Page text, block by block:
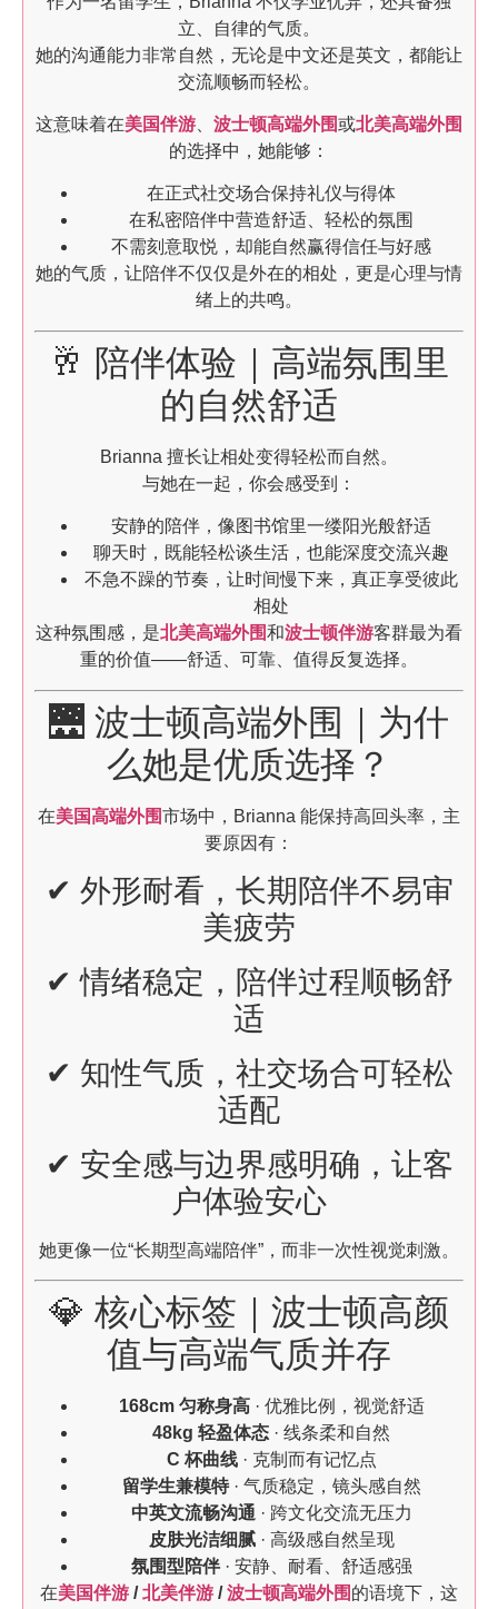
立、自律的气质。
她的沟通能力非常自然，无论是中文还是英文，都能让
交流顺畅而轻松。
这意味着在美国伴游 波士顿高端外围或北美高端外围
的选择中，她能够：
在正式社交场合保持礼仪与得体
在私密陪伴中营造舒适、轻松的氛围
不需刻意取悦，却能自然赢得信任与好感
她的气质，让陪伴不仅仅是外在的相处，更是心理与情
绪上的共鸣。
🥂 陪伴体验｜高端氛围里
的自然舒适
Brianna 擅长让相处变得轻松而自然。
与她在一起，你会感受到：
安静的陪伴，像图书馆里一缕阳光般舒适
聊天时，既能轻松谈生活，也能深度交流兴趣
不急不躁的节奏，让时间慢下来，真正享受彼此
相处
这种氛围感，是北美高端外围和波士顿伴游客群最为看
重的价值——舒适、可靠、值得反复选择。
🌉 波士顿高端外围｜为什
么她是优质选择？
在美国高端外围市场中，Brianna 能保持高回头率，主
要原因有：
✔ 外形耐看，长期陪伴不易审
美疲劳
✔ 情绪稳定，陪伴过程顺畅舒
适
✔ 知性气质，社交场合可轻松
适配
✔ 安全感与边界感明确，让客
户体验安心
她更像一位“长期型高端陪伴”，而非一次性视觉刺激。
💎 核心标签｜波士顿高颜
值与高端气质并存
168cm 匀称身高· 优雅比例，视觉舒适
48kg 轻盈体态 · 线条柔和自然
C 杯曲线· 克制而有记忆点
留学生兼模特· 气质稳定，镜头感自然
中英文流畅沟通 · 跨文化交流无压力
皮肤光洁细腻· 高级感自然呈现
氛围型陪伴· 安静、耐看、舒适感强
在美国伴游 /北美伴游 /波士顿高端外围 的语境下，这